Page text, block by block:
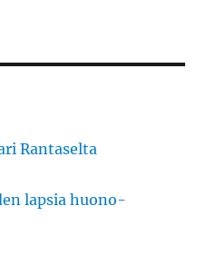
Rantaselta
lapsia huono-